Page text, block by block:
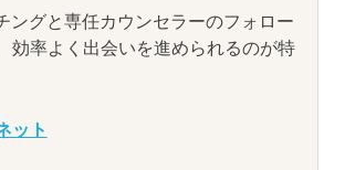
ングと専任カウンセラーのフォロー
効率よく出会いを進められるのが特
ット